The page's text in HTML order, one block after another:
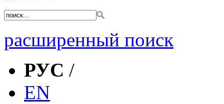
расширенный поиск
РУС /
EN